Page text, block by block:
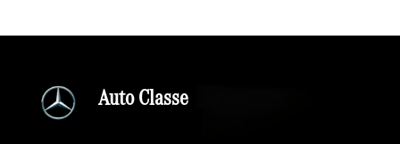
Auto Classe